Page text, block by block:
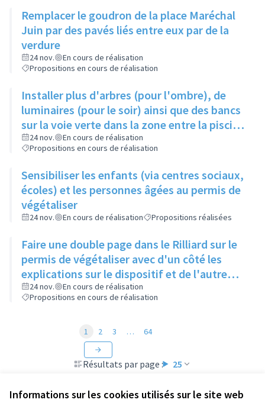
Informations sur les cookies utilisés sur le site web
Remplacer le goudron de la place Maréchal
Juin par des pavés liés entre eux par de la
verdure
24 nov.
En cours de réalisation
Propositions en cours de réalisation
Installer plus d'arbres (pour l'ombre), de
luminaires (pour le soir) ainsi que des bancs
sur la voie verte dans la zone entre la piscine
et la rue de l'Industrie
24 nov.
En cours de réalisation
Propositions en cours de réalisation
Sensibiliser les enfants (via centres sociaux,
écoles) et les personnes âgées au permis de
végétaliser
24 nov. En cours de réalisation Propositions réalisées
Faire une double page dans le Rilliard sur le
permis de végétaliser avec d'un côté les
explications sur le dispositif et de l'autre
côté des exemples concrets de lieux à
investir
24 nov.
En cours de réalisation
Propositions en cours de réalisation
Résultats par page : 25
1 2 3 … 64